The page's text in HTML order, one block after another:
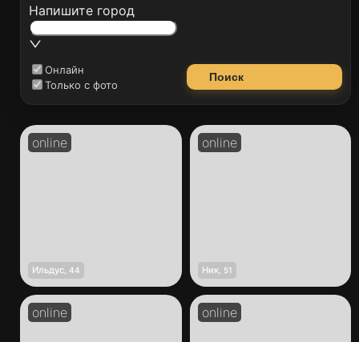
Напишите город
Онлайн
Только с фото
Поиск
Ильдус 44 Ник, 51